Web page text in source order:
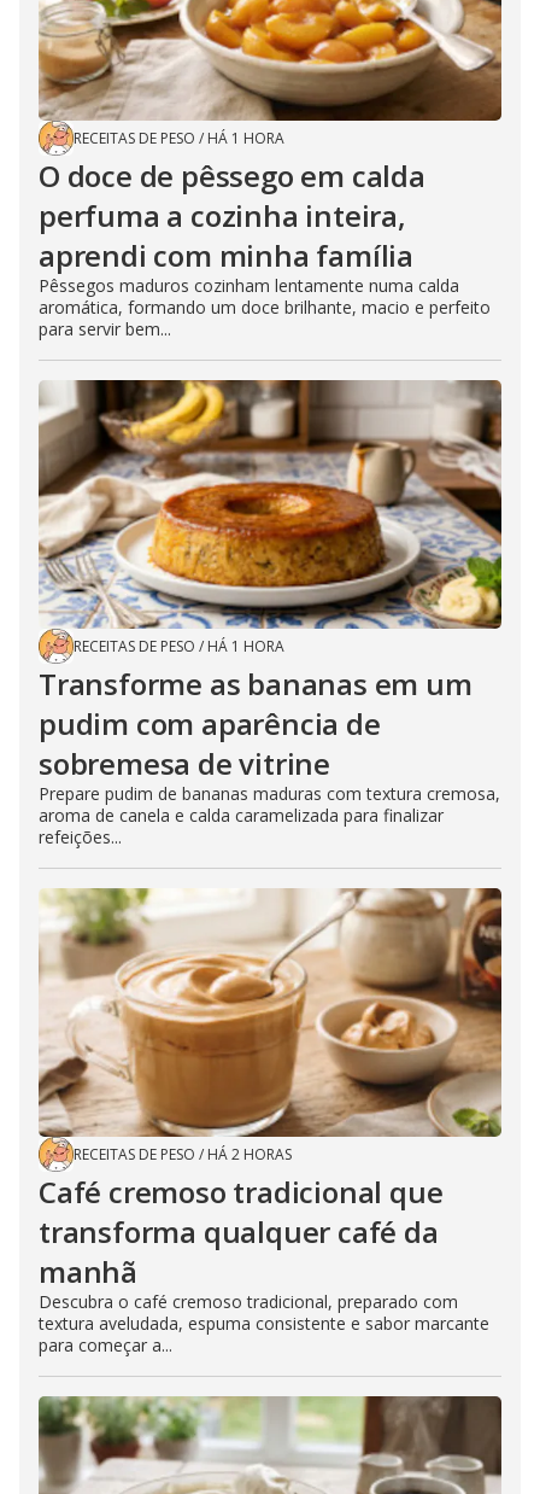
RECEITAS DE PESO / HÁ 1 HORA
O doce de pêssego em calda
perfuma a cozinha inteira,
aprendi com minha família
Pêssegos maduros cozinham lentamente numa calda
aromática, formando um doce brilhante, macio e perfeito
para servir bem...
RECEITAS DE PESO / HÁ 1 HORA
Transforme as bananas em um
pudim com aparência de
sobremesa de vitrine
Prepare pudim de bananas maduras com textura cremosa,
aroma de canela e calda caramelizada para finalizar
refeições...
RECEITAS DE PESO / HÁ 2 HORAS
Café cremoso tradicional que
transforma qualquer café da
manhã
Descubra o café cremoso tradicional, preparado com
textura aveludada, espuma consistente e sabor marcante
para começar a...